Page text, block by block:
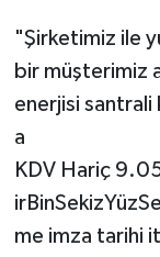
"Şirketimiz ile
bir müşterimiz
enerjisi santrali
a
KDV Hariç
me imza tarihi